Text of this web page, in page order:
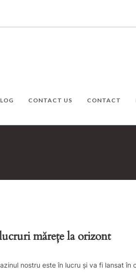
CONTACT US CONTACT
mărețe la orizont
nostru este în lucru și va fi lansat în